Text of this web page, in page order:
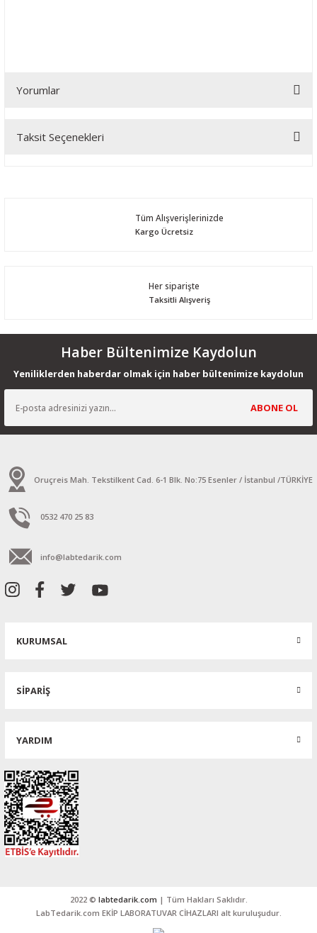
Yorumlar
Taksit Seçenekleri
Tüm Alışverişlerinizde
Kargo Ücretsiz
Her siparişte
Taksitli Alışveriş
Haber Bültenimize Kaydolun
Yeniliklerden haberdar olmak için haber bültenimize kaydolun
ABONE OL
Oruçreis Mah. Tekstilkent Cad. 6-1 Blk. No:75 Esenler / İstanbul /TÜRKİYE
0532 470 25 83
info@labtedarik.com
KURUMSAL
SİPARİŞ
YARDIM
2022 © labtedarik.com | Tüm Hakları Saklıdır.
LabTedarik.com EKİP LABORATUVAR CİHAZLARI alt kuruluşudur.